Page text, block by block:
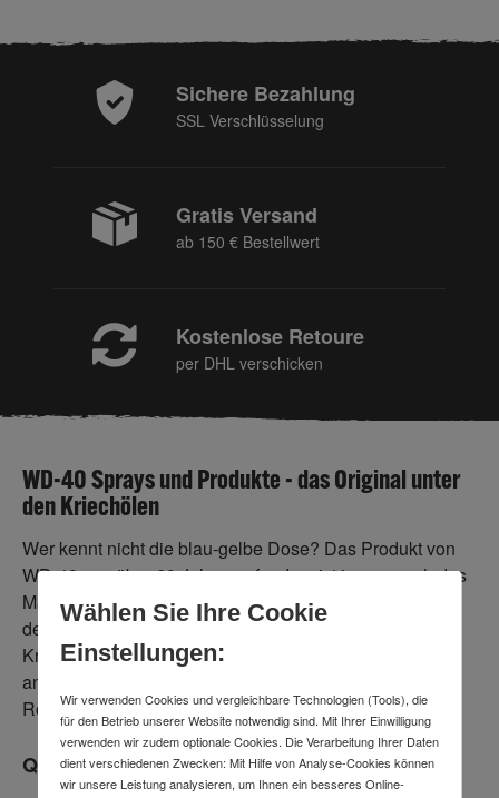
Sichere Bezahlung
SSL Verschlüsselung
Gratis Versand
ab 150 € Bestellwert
Kostenlose Retoure
per DHL verschicken
WD-40 Sprays und Produkte - das Original unter
den Kriechölen
Wer kennt nicht die blau-gelbe Dose? Das Produkt von
WD-40, vor über 60 Jahren erfunden, ist immer noch das
Markenzeichen des Unternehmens. WD-40 ist ebenso
der Name des Hauptproduktes des Unternehmens, des
Kriechöls, was vielseitig einsetzbar ist. Wie es
anwendbar ist? Hauptsächlich als Korrosionsschutz,
Rostlöser, Schmierstoff und Reiniger.
Qualität aus Tradition
Wählen Sie Ihre Cookie
Einstellungen:
Wir verwenden Cookies und vergleichbare Technologien (Tools), die
für den Betrieb unserer Website notwendig sind. Mit Ihrer Einwilligung
verwenden wir zudem optionale Cookies. Die Verarbeitung Ihrer Daten
dient verschiedenen Zwecken: Mit Hilfe von Analyse-Cookies können
wir unsere Leistung analysieren, um Ihnen ein besseres Online-